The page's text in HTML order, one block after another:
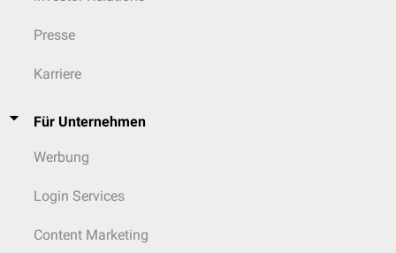
Presse
Karriere
Für Unternehmen
Werbung
Login Services
Content Marketing